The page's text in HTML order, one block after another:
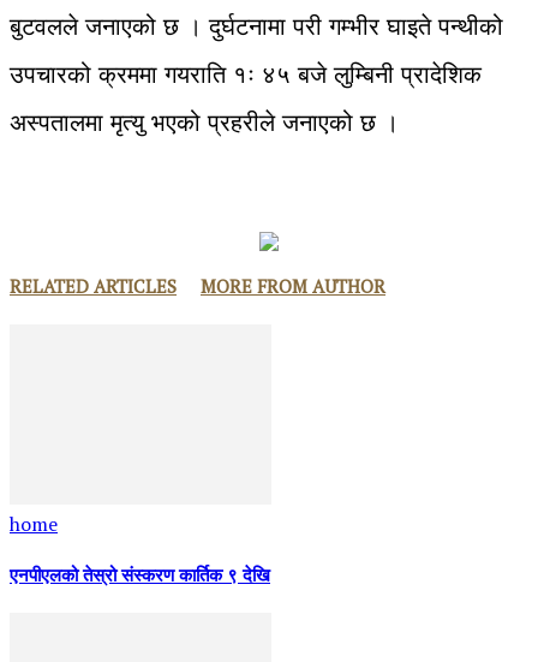
बुटवलले जनाएको छ । दुर्घटनामा परी गम्भीर घाइते पन्थीको
उपचारको क्रममा गयराति १ः ४५ बजे लुम्बिनी प्रादेशिक
अस्पतालमा मृत्यु भएको प्रहरीले जनाएको छ ।
RELATED ARTICLES MORE FROM AUTHOR
home
एनपीएलको तेस्रो संस्करण कार्तिक ९ देखि